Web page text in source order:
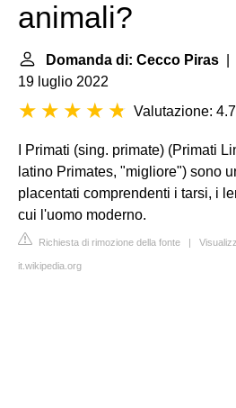
animali?
Domanda di: Cecco Piras |
19 luglio 2022
Valutazione:
I Primati (sing. primate) (Primati
latino Primates, "migliore") sono
placentati comprendenti i tarsi, i
cui l'uomo moderno.
Richiesta di rimozione della fonte |
it.wikipedia.org